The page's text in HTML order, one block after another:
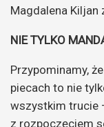
Magdalena Kiljan
NIE TYLKO
Przypominamy,
piecach to nie
wszystkim trucie
z rozpoczęciem